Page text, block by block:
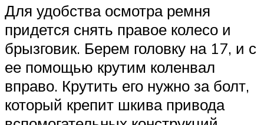
Для удобства осмотра ремня
придется снять правое колесо и
брызговик. Берем головку на 17, и с
ее помощью крутим коленвал
вправо. Крутить его нужно за болт,
который крепит шкива привода